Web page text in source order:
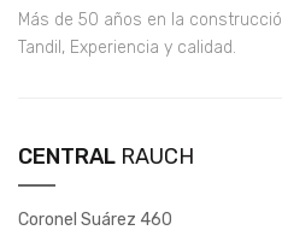
Más de 50 años en la
Tandil, Experiencia y calidad.
CENTRAL RAUCH
Coronel Suárez 460